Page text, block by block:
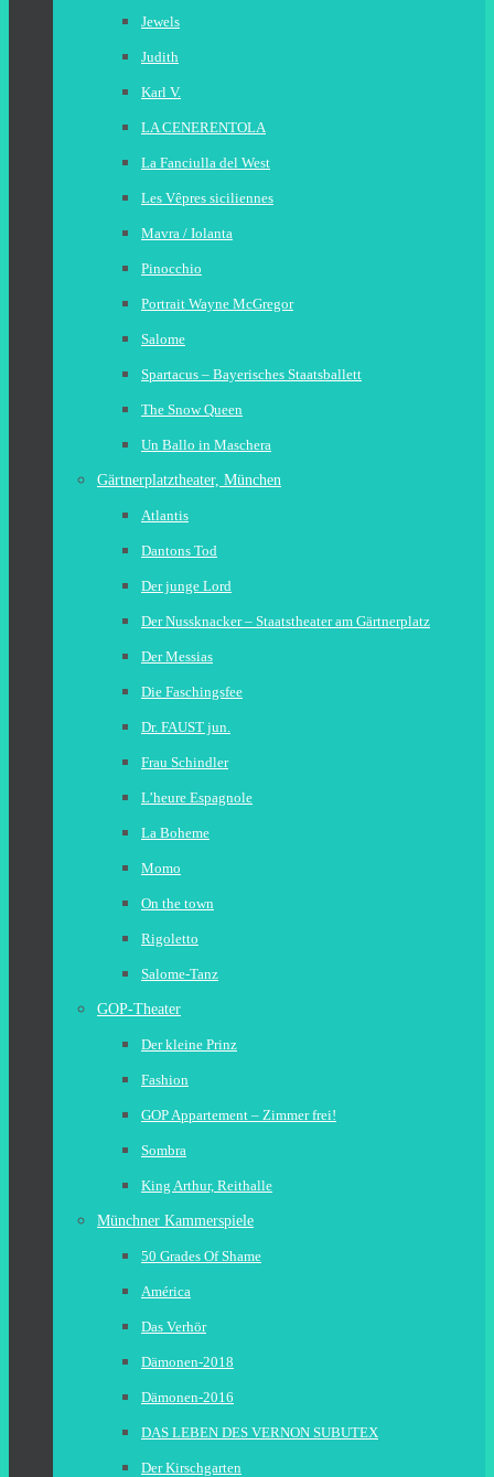
Jewels
Judith
Karl V.
LA CENERENTOLA
La Fanciulla del West
Les Vêpres siciliennes
Mavra / Iolanta
Pinocchio
Portrait Wayne McGregor
Salome
Spartacus – Bayerisches Staatsballett
The Snow Queen
Un Ballo in Maschera
Gärtnerplatztheater, München
Atlantis
Dantons Tod
Der junge Lord
Der Nussknacker – Staatstheater am Gärtnerplatz
Der Messias
Die Faschingsfee
Dr. FAUST jun.
Frau Schindler
L’heure Espagnole
La Boheme
Momo
On the town
Rigoletto
Salome-Tanz
GOP-Theater
Der kleine Prinz
Fashion
GOP Appartement – Zimmer frei!
Sombra
King Arthur, Reithalle
Münchner Kammerspiele
50 Grades Of Shame
América
Das Verhör
Dämonen-2018
Dämonen-2016
DAS LEBEN DES VERNON SUBUTEX
Der Kirschgarten